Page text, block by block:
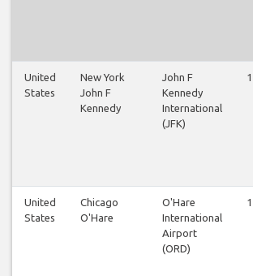
United
States
New York
John F
Kennedy
John F
Kennedy
International
(JFK)
1
United
States
Chicago
O'Hare
O'Hare
International
Airport
(ORD)
1